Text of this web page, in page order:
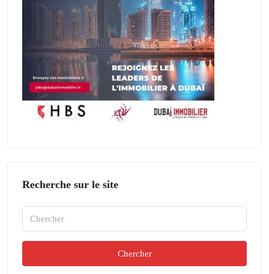
Recherche sur le site
Chercher